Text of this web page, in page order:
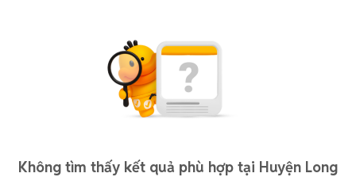
Không tìm thấy kết quả phù hợp tại Huyện Long